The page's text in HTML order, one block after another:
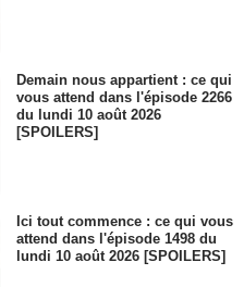
Demain nous appartient : ce qui
vous attend dans l'épisode 2266
du lundi 10 août 2026
[SPOILERS]
Ici tout commence : ce qui vous
attend dans l'épisode 1498 du
lundi 10 août 2026 [SPOILERS]